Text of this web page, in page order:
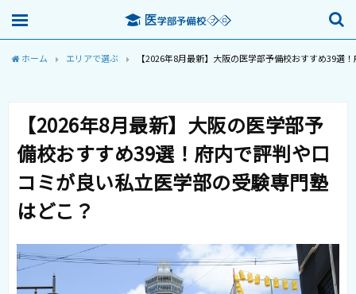
ホーム エリアで選ぶ 【2026年8月最新】大阪の医学部予備校おすすめ39選
【2026年8月最新】大阪の医学部予
備校おすすめ39選！府内で評判や口
コミが良い私立医学部の受験専門塾
はどこ？